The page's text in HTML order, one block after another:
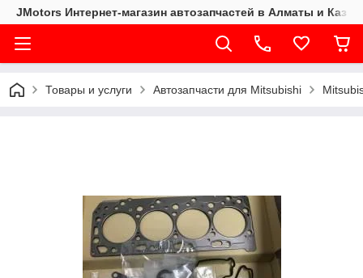
JMotors Интернет-магазин автозапчастей в Алматы и
Товары и услуги Автозапчасти для Mitsubishi